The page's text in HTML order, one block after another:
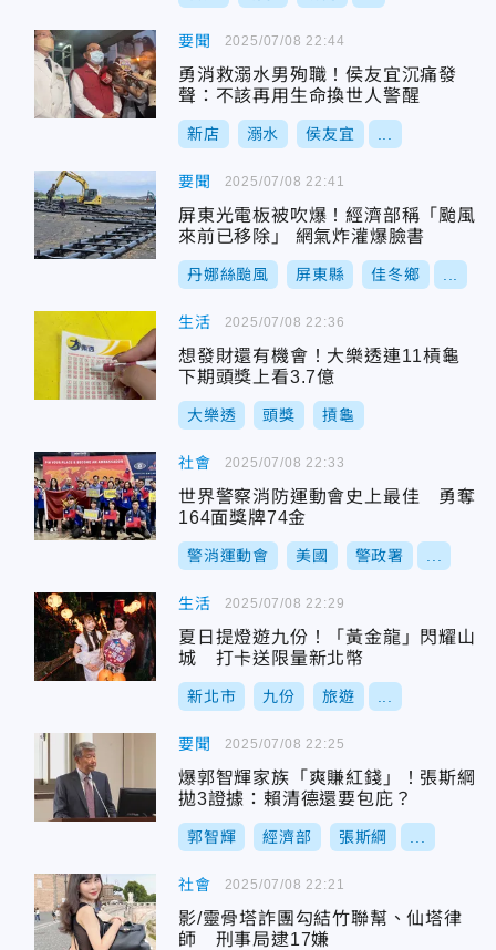
要聞
勇消救溺水男殉職！侯友宜沉痛發
聲：不該再用生命換世人警醒
新店 溺水 侯友宜
2025/07/08 22:44
要聞
屏東光電板被吹爆！經濟部稱「颱風
來前已移除」 網氣炸灌爆臉書
丹娜絲颱風 屏東縣 佳冬鄉
2025/07/08 22:41
生活
想發財還有機會！大樂透連11槓龜
下期頭獎上看3.7億
大樂透 頭獎 摃龜
2025/07/08 22:36
社會
世界警察消防運動會史上最佳 勇奪
164面獎牌74金
警消運動會 美國 警政署
2025/07/08 22:33
生活
夏日提燈遊九份！「黃金龍」閃耀山
城 打卡送限量新北幣
新北市 九份 旅遊
2025/07/08 22:29
要聞
爆郭智輝家族「爽賺紅錢」！張斯綱
拋3證據：賴清德還要包庇？
郭智輝 經濟部 張斯綱
2025/07/08 22:25
社會
影/靈骨塔詐團勾結竹聯幫、仙塔律
師 刑事局逮17嫌
2025/07/08 22:21